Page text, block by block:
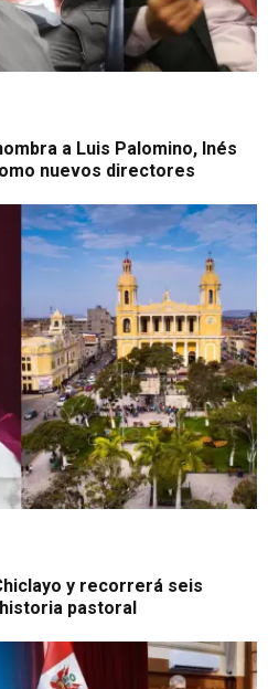
a Luis Palomino, Inés
nuevos directores
y recorrerá seis
pastoral